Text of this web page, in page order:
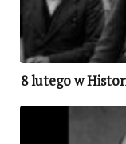
8 lutego w